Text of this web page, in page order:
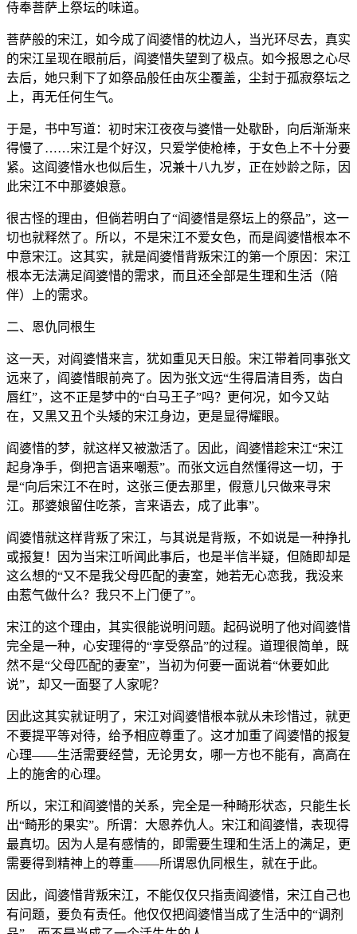
侍奉菩萨上祭坛的味道。
菩萨般的宋江，如今成了阎婆惜的枕边人，当光环尽去，真实
的宋江呈现在眼前后，阎婆惜失望到了极点。如今报恩之心尽
去后，她只剩下了如祭品般任由灰尘覆盖，尘封于孤寂祭坛之
上，再无任何生气。
于是，书中写道：初时宋江夜夜与婆惜一处歇卧，向后渐渐来
得慢了……宋江是个好汉，只爱学使枪棒，于女色上不十分要
紧。这阎婆惜水也似后生，况兼十八九岁，正在妙龄之际，因
此宋江不中那婆娘意。
很古怪的理由，但倘若明白了“阎婆惜是祭坛上的祭品”，这一
切也就释然了。所以，不是宋江不爱女色，而是阎婆惜根本不
中意宋江。这其实，就是阎婆惜背叛宋江的第一个原因：宋江
根本无法满足阎婆惜的需求，而且还全部是生理和生活（陪
伴）上的需求。
二、恩仇同根生
这一天，对阎婆惜来言，犹如重见天日般。宋江带着同事张文
远来了，阎婆惜眼前亮了。因为张文远“生得眉清目秀，齿白
唇红”，这不正是梦中的“白马王子”吗？更何况，如今又站
在，又黑又丑个头矮的宋江身边，更是显得耀眼。
阎婆惜的梦，就这样又被激活了。因此，阎婆惜趁宋江“宋江
起身净手，倒把言语来嘲惹”。而张文远自然懂得这一切，于
是“向后宋江不在时，这张三便去那里，假意儿只做来寻宋
江。那婆娘留住吃茶，言来语去，成了此事”。
阎婆惜就这样背叛了宋江，与其说是背叛，不如说是一种挣扎
或报复！因为当宋江听闻此事后，也是半信半疑，但随即却是
这么想的“又不是我父母匹配的妻室，她若无心恋我，我没来
由惹气做什么？我只不上门便了”。
宋江的这个理由，其实很能说明问题。起码说明了他对阎婆惜
完全是一种，心安理得的“享受祭品”的过程。道理很简单，既
然不是“父母匹配的妻室”，当初为何要一面说着“休要如此
说”，却又一面娶了人家呢？
因此这其实就证明了，宋江对阎婆惜根本就从未珍惜过，就更
不要提平等对待，给予相应尊重了。这才加重了阎婆惜的报复
心理——生活需要经营，无论男女，哪一方也不能有，高高在
上的施舍的心理。
所以，宋江和阎婆惜的关系，完全是一种畸形状态，只能生长
出“畸形的果实”。所谓：大恩养仇人。宋江和阎婆惜，表现得
最真切。因为人是有感情的，即需要生理和生活上的满足，更
需要得到精神上的尊重——所谓恩仇同根生，就在于此。
因此，阎婆惜背叛宋江，不能仅仅只指责阎婆惜，宋江自己也
有问题，要负有责任。他仅仅把阎婆惜当成了生活中的“调剂